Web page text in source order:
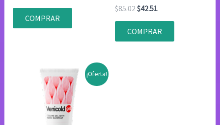
Valorado
4.75
de 5
COMPRAR
Valorado
con
4.75
$85.02El
original
era:
$42.51El
actual
es:
COMPRAR
¡Oferta!